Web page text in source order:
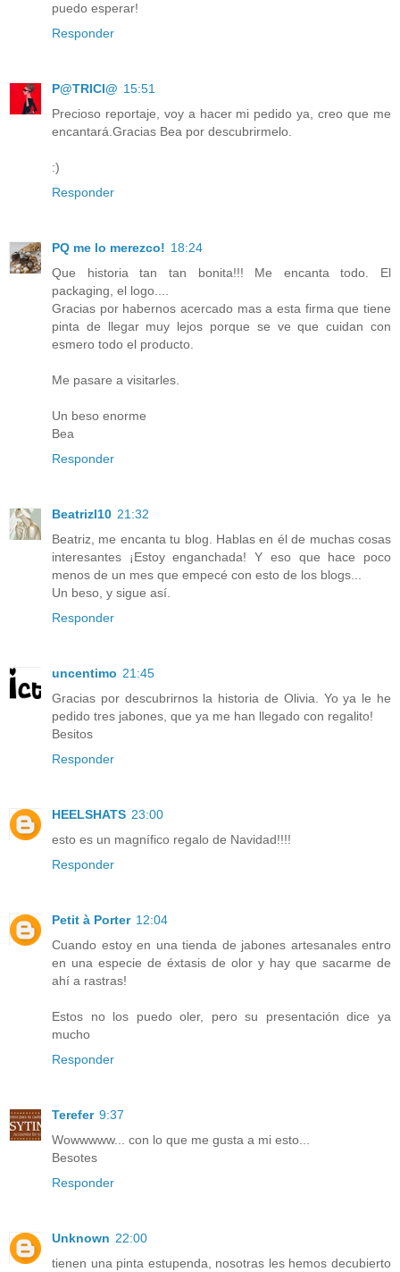
puedo esperar!
Responder
P@TRICI@ 15:51
Precioso reportaje, voy a hacer mi pedido ya, creo que me
encantará.Gracias Bea por descubrirmelo.
:)
Responder
PQ me lo merezco! 18:24
Que historia tan tan bonita!!! Me encanta todo. El
packaging, el logo....
Gracias por habernos acercado mas a esta firma que tiene
pinta de llegar muy lejos porque se ve que cuidan con
esmero todo el producto.
Me pasare a visitarles.
Un beso enorme
Bea
Responder
Beatrizl10 21:32
Beatriz, me encanta tu blog. Hablas en él de muchas cosas
interesantes ¡Estoy enganchada! Y eso que hace poco
menos de un mes que empecé con esto de los blogs...
Un beso, y sigue así.
Responder
uncentimo 21:45
Gracias por descubrirnos la historia de Olivia. Yo ya le he
pedido tres jabones, que ya me han llegado con regalito!
Besitos
Responder
HEELSHATS 23:00
esto es un magnífico regalo de Navidad!!!!
Responder
Petit à Porter 12:04
Cuando estoy en una tienda de jabones artesanales entro
en una especie de éxtasis de olor y hay que sacarme de
ahí a rastras!
Estos no los puedo oler, pero su presentación dice ya
mucho
Responder
Terefer 9:37
Wowwwww... con lo que me gusta a mi esto...
Besotes
Responder
Unknown 22:00
tienen una pinta estupenda, nosotras les hemos decubierto